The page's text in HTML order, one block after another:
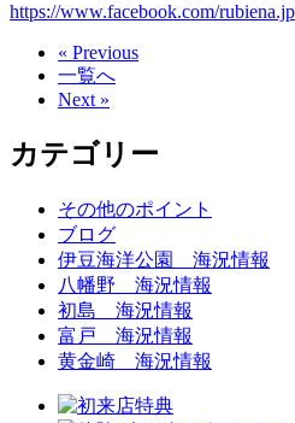
https://www.facebook.com/rubiena.jp
« Previous
一覧へ
Next »
カテゴリー
その他のポイント
ブログ
伊豆海洋公園 海況情報
八幡野 海況情報
初島 海況情報
富戸 海況情報
黄金崎 海況情報